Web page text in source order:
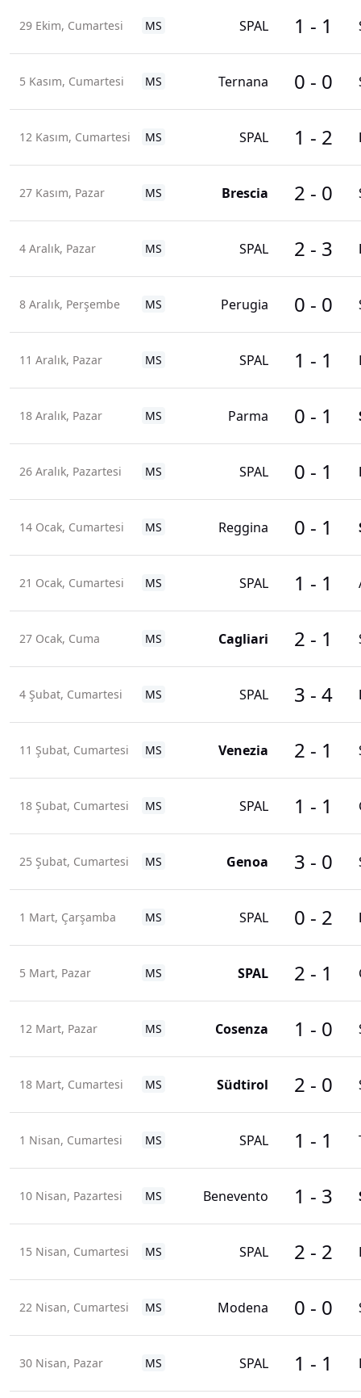
29 Ekim, Cumartesi MS SPAL 1 - 1
5 Kasım, Cumartesi MS Ternana 0 - 0
12 Kasım, Cumartesi MS SPAL 1 - 2
27 Kasım, Pazar MS Brescia 2 - 0
4 Aralık, Pazar MS SPAL 2 - 3
8 Aralık, Perşembe MS Perugia 0 - 0
11 Aralık, Pazar MS SPAL 1 - 1
18 Aralık, Pazar MS Parma 0 - 1
26 Aralık, Pazartesi MS SPAL 0 - 1
14 Ocak, Cumartesi MS Reggina 0 - 1
21 Ocak, Cumartesi MS SPAL 1 - 1
27 Ocak, Cuma MS Cagliari 2 - 1
4 Şubat, Cumartesi MS SPAL 3 - 4
11 Şubat, Cumartesi MS Venezia 2 - 1
18 Şubat, Cumartesi MS SPAL 1 - 1
25 Şubat, Cumartesi MS Genoa 3 - 0
1 Mart, Çarşamba MS SPAL 0 - 2
5 Mart, Pazar MS SPAL 2 - 1
12 Mart, Pazar MS Cosenza 1 - 0
18 Mart, Cumartesi MS Südtirol 2 - 0
1 Nisan, Cumartesi MS SPAL 1 - 1
10 Nisan, Pazartesi MS Benevento 1 - 3
15 Nisan, Cumartesi MS SPAL 2 - 2
22 Nisan, Cumartesi MS Modena 0 - 0
30 Nisan, Pazar MS SPAL 1 - 1